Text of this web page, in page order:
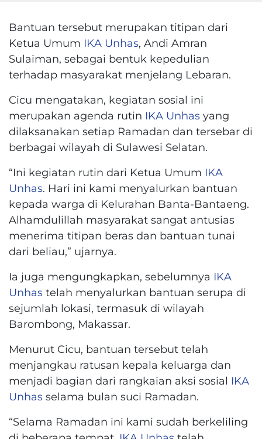
Bantuan tersebut merupakan titipan dari
Ketua Umum IKA Unhas, Andi Amran
Sulaiman, sebagai bentuk kepedulian
terhadap masyarakat menjelang Lebaran.
Cicu mengatakan, kegiatan sosial ini
merupakan agenda rutin IKA Unhas yang
dilaksanakan setiap Ramadan dan tersebar di
berbagai wilayah di Sulawesi Selatan.
“Ini kegiatan rutin dari Ketua Umum IKA
Unhas. Hari ini kami menyalurkan bantuan
kepada warga di Kelurahan Banta-Bantaeng.
Alhamdulillah masyarakat sangat antusias
menerima titipan beras dan bantuan tunai
dari beliau,” ujarnya.
Ia juga mengungkapkan, sebelumnya IKA
Unhas telah menyalurkan bantuan serupa di
sejumlah lokasi, termasuk di wilayah
Barombong, Makassar.
Menurut Cicu, bantuan tersebut telah
menjangkau ratusan kepala keluarga dan
menjadi bagian dari rangkaian aksi sosial IKA
Unhas selama bulan suci Ramadan.
“Selama Ramadan ini kami sudah berkeliling